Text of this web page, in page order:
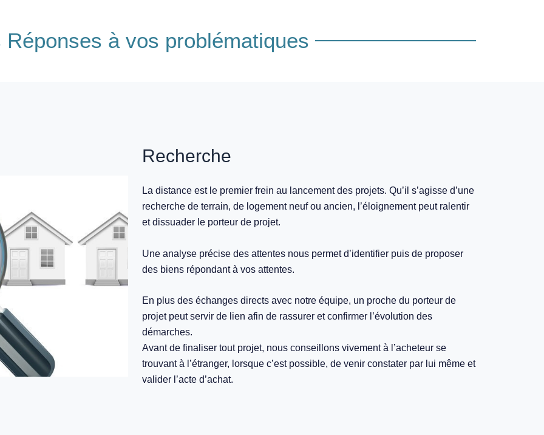
Réponses à vos problématiques
Recherche
La distance est le premier frein au lancement des projets. Qu’il s’agisse d’une
recherche de terrain, de logement neuf ou ancien, l’éloignement peut ralentir
et dissuader le porteur de projet.
Une analyse précise des attentes nous permet d’identifier puis de proposer
des biens répondant à vos attentes.
En plus des échanges directs avec notre équipe, un proche du porteur de
projet peut servir de lien afin de rassurer et confirmer l’évolution des
démarches.
Avant de finaliser tout projet, nous conseillons vivement à l’acheteur se
trouvant à l’étranger, lorsque c’est possible, de venir constater par lui même et
valider l’acte d’achat.